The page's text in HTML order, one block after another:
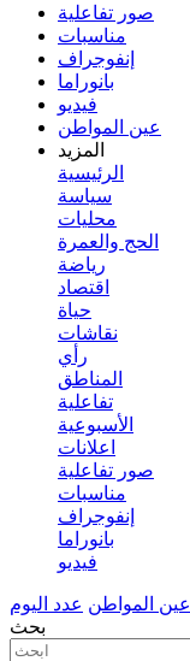
صور تفاعلية
مناسبات
إنفوجراف
بانوراما
فيديو
عين المواطن
المزيد
الرئيسية
سياسة
محليات
الحج والعمرة
رياضة
اقتصاد
حياة
نقاشات
رأي
المناطق
تفاعلية
الأسبوعية
اعلانات
صور تفاعلية
مناسبات
إنفوجراف
بانوراما
فيديو
عين المواطن عدد اليوم
بحث